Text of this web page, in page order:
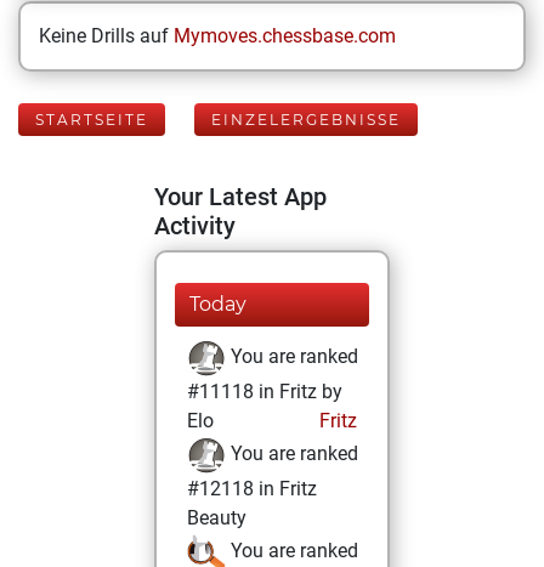
Keine Drills auf Mymoves.chessbase.com
STARTSEITE EINZELERGEBNISSE
Your Latest App
Activity
Today
You are ranked
#11118 in Fritz by
Elo
Fritz
You are ranked
#12118 in Fritz
Beauty
You are ranked